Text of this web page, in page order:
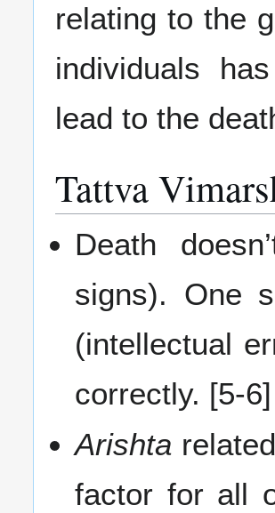
relating to the
individuals
lead to the
Tattva
Death
signs). One
(intellectual
correctly. [5-6]
Arishta
factor for all